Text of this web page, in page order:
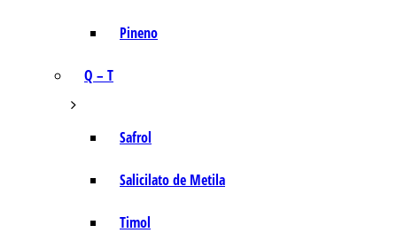
Pineno
Q – T
Safrol
Salicilato de Metila
Timol